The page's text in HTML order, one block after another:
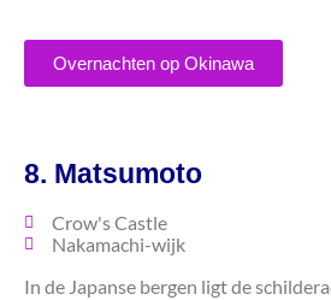
Overnachten op Okinawa
8. Matsumoto
Crow's Castle
Nakamachi-wijk
In de Japanse bergen ligt de